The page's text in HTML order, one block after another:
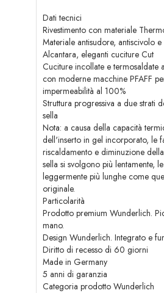
Dati tecnici
Rivestimento con materiale
Materiale antisudore, antiscivolo
Alcantara, eleganti cuciture Cut
Cuciture incollate e termosaldate
con moderne macchine PFAFF
impermeabilità al 100%
Struttura progressiva a due strati
sella
Nota: a causa della capacità
dell'inserto in gel incorporato, le
riscaldamento e diminuzione
sella si svolgono più lentamente,
leggermente più lunghe come
originale.
Particolarità
Prodotto premium Wunderlich.
mano.
Design Wunderlich. Integrato e
Diritto di recesso di 60 giorni
Made in Germany
5 anni di garanzia
Categoria prodotto Wunderlich